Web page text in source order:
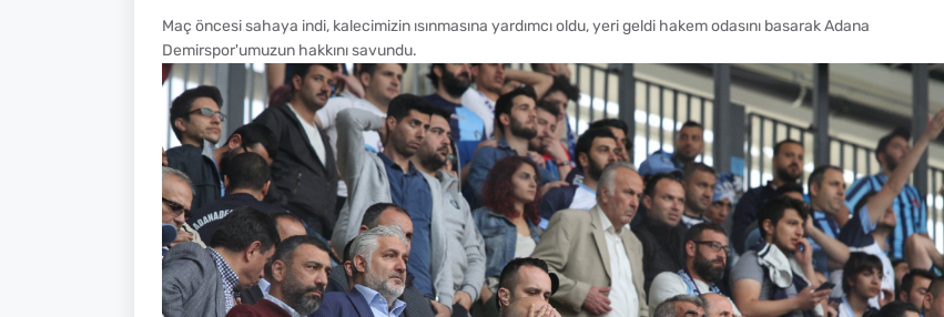
Maç öncesi sahaya indi, kalecimizin ısınmasına yardımcı oldu, yeri geldi hakem odasını basarak Adana
Demirspor'umuzun hakkını savundu.